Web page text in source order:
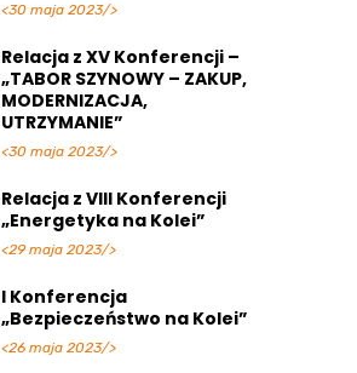
<30 maja 2023/>
Relacja z XV Konferencji –
„TABOR SZYNOWY – ZAKUP,
MODERNIZACJA,
UTRZYMANIE”
<30 maja 2023/>
Relacja z VIII Konferencji
„Energetyka na Kolei”
<29 maja 2023/>
I Konferencja
„Bezpieczeństwo na Kolei”
<26 maja 2023/>